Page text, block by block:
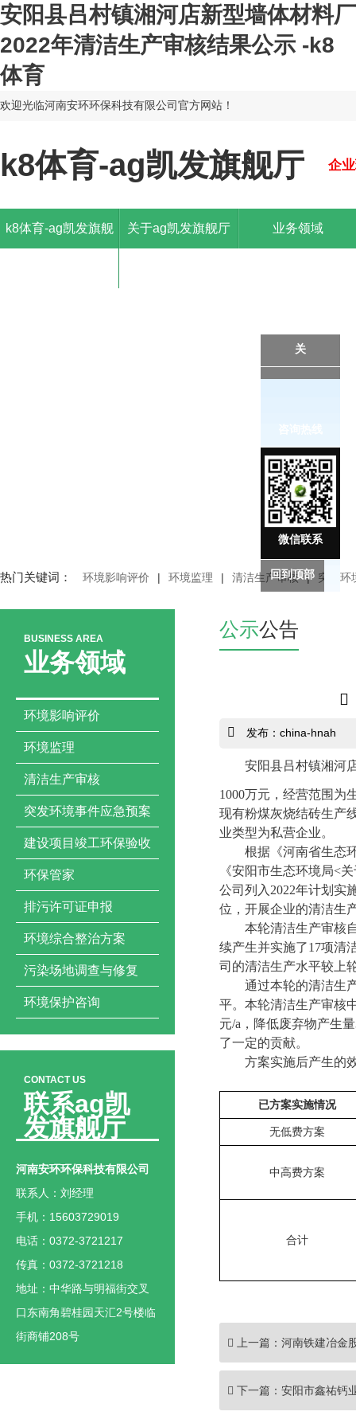
安阳县吕村镇湘河店新型墙体材料厂
2022年清洁生产审核结果公示 -k8
体育
欢迎光临河南安环环保科技有限公司官方网站！
k8体育-ag凯发旗舰厅 企
k8体育-ag凯发旗舰 关于ag凯发旗舰厅 业务领域
热门关键词： 环境影响评价 | 环境监理 | 清洁生产审核 | 突发环
BUSINESS AREA
业务领域
环境影响评价
环境监理
清洁生产审核
突发环境事件应急预案
建设项目竣工环保验收
环保管家
排污许可证申报
环境综合整治方案
污染场地调查与修复
环境保护咨询
CONTACT US
联系ag凯
发旗舰厅
河南安环环保科技有限公司
联系人：刘经理
手机：15603729019
电话：0372-3721217
传真：0372-3721218
地址：中华路与明福街交叉
口东南角碧桂园天汇2号楼临
街商铺208号
公示公告
发布：china-hnah
安阳县吕村镇湘河
1000万元，经营范围为
现有粉煤灰烧结砖生产
业类型为私营企业。
根据《河南省生态
《安阳市生态环境局<
公司列入 2022年计划实
位，开展企业的清洁生
本轮清洁生产审核
续产生并实施了17项清
司的清洁生产水平较上
通过本轮的清洁生
平。本轮清洁生产审核
元/a ，降低废弃物产生量
了一定的贡献。
方案实施后产生的
已方案实施情况
无低费方案
中高费方案
合计
上一篇： 河南铁建冶金
下一篇： 安阳市鑫祐钙
关
微信联系
回到顶部